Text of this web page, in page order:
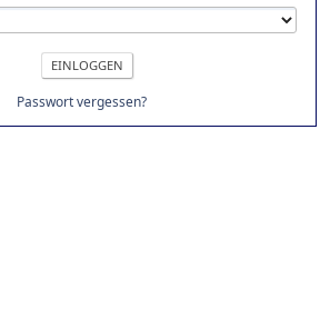
Passwort vergessen?